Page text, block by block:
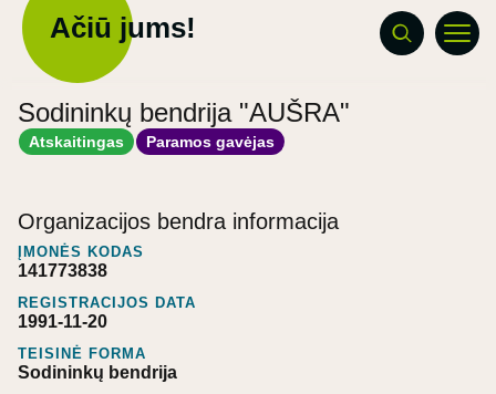
Ačiū jums!
Sodininkų bendrija "AUŠRA"
Atskaitingas Paramos gavėjas
Organizacijos bendra informacija
ĮMONĖS KODAS
141773838
REGISTRACIJOS DATA
1991-11-20
TEISINĖ FORMA
Sodininkų bendrija